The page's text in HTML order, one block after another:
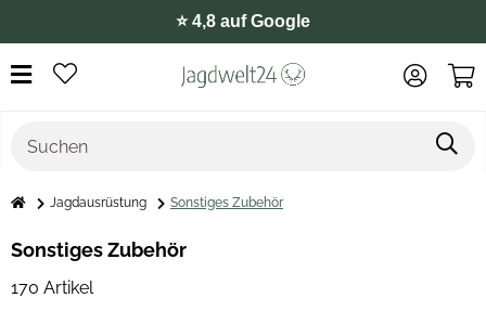
⭐️ 4,8 auf Google
Jagdausrüstung Sonstiges Zubehör
Sonstiges Zubehör
170 Artikel